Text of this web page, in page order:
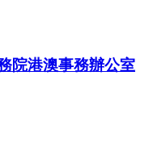
院港澳事務辦公室